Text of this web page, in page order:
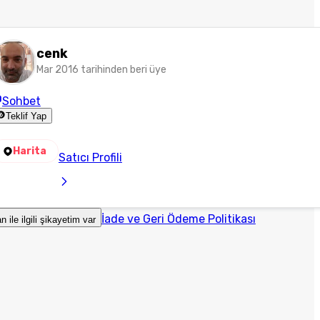
cenk
Mar 2016 tarihinden beri üye
Sohbet
Teklif Yap
Harita Satıcı Profili
ile ilgili şikayetim var İade ve Geri Ödeme Politikası